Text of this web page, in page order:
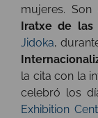
mujeres.
Iratxe de las
Jidoka,
la cita con la
celebró los
Exhibition